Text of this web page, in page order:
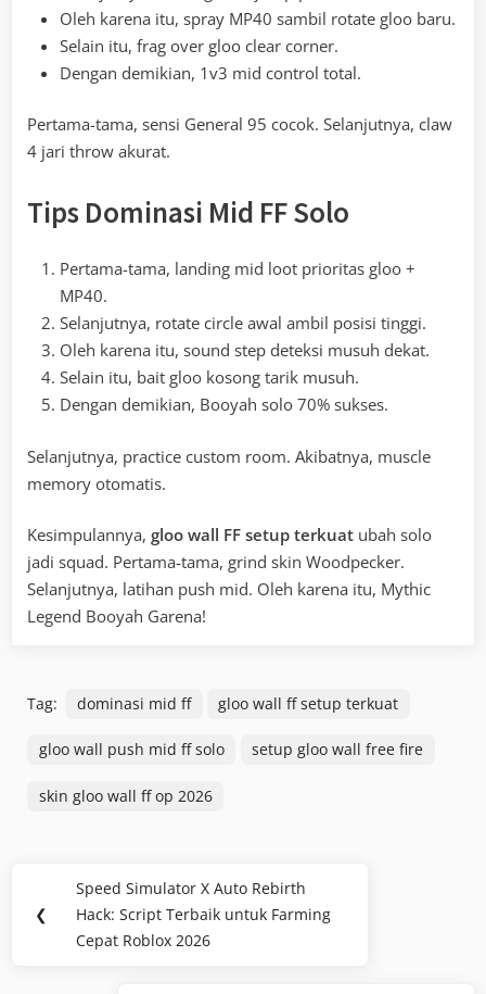
Oleh karena itu, spray MP40 sambil rotate gloo baru.
Selain itu, frag over gloo clear corner.
Dengan demikian, 1v3 mid control total.
Pertama-tama, sensi General 95 cocok. Selanjutnya, claw
4 jari throw akurat.
Tips Dominasi Mid FF Solo
Pertama-tama, landing mid loot prioritas gloo +
MP40.
Selanjutnya, rotate circle awal ambil posisi tinggi.
Oleh karena itu, sound step deteksi musuh dekat.
Selain itu, bait gloo kosong tarik musuh.
Dengan demikian, Booyah solo 70% sukses.
Selanjutnya, practice custom room. Akibatnya, muscle
memory otomatis.
Kesimpulannya, gloo wall FF setup terkuat ubah solo
jadi squad. Pertama-tama, grind skin Woodpecker.
Selanjutnya, latihan push mid. Oleh karena itu, Mythic
Legend Booyah Garena!
Tag: dominasi mid ff gloo wall ff setup terkuat
gloo wall push mid ff solo setup gloo wall free fire
skin gloo wall ff op 2026
Navigasi
pos
❮
Previous
Post:
Speed Simulator X Auto Rebirth
Hack: Script Terbaik untuk Farming
Cepat Roblox 2026